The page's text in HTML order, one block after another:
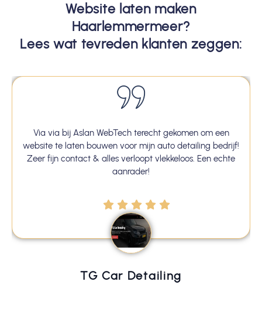
Website laten maken
Haarlemmermeer?
Lees wat tevreden klanten zeggen:
terecht gekomen om een
mijn auto detailing bedrijf!
vlekkeloos. Een echte
Na drie eerdere
gevonden die mijn
gebouwd. De communicatie